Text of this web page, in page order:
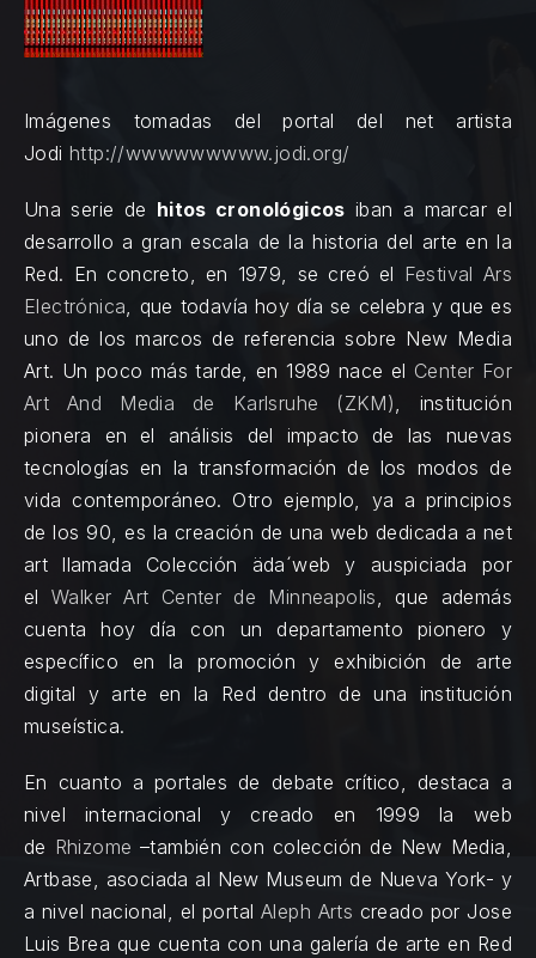
Imágenes tomadas del portal del net artista
Jodi http://wwwwwwwww.jodi.org/
Una serie de hitos cronológicos iban a marcar el
desarrollo a gran escala de la historia del arte en la
Red. En concreto, en 1979, se creó el Festival Ars
Electrónica, que todavía hoy día se celebra y que es
uno de los marcos de referencia sobre New Media
Art. Un poco más tarde, en 1989 nace el Center For
Art And Media de Karlsruhe (ZKM), institución
pionera en el análisis del impacto de las nuevas
tecnologías en la transformación de los modos de
vida contemporáneo. Otro ejemplo, ya a principios
de los 90, es la creación de una web dedicada a net
art llamada Colección äda´web y auspiciada por
el Walker Art Center de Minneapolis, que además
cuenta hoy día con un departamento pionero y
específico en la promoción y exhibición de arte
digital y arte en la Red dentro de una institución
museística.
En cuanto a portales de debate crítico, destaca a
nivel internacional y creado en 1999 la web
de Rhizome –también con colección de New Media,
Artbase, asociada al New Museum de Nueva York- y
a nivel nacional, el portal Aleph Arts creado por Jose
Luis Brea que cuenta con una galería de arte en Red